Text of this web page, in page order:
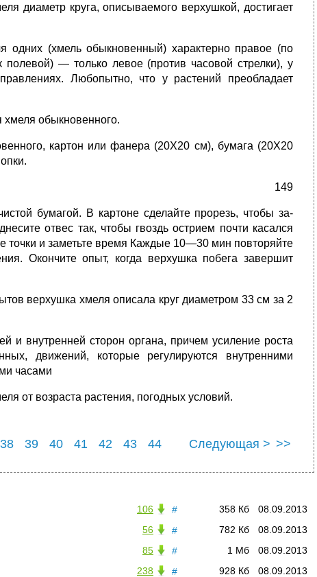
диа­метр круга, описываемого верхушкой, достига­ет
одних (хмель обыкновен­ный) характерно правое (по
полевой) — только левое (против часовой стрелки), у
Любо­пытно, что у растений преобладает
хмеля обыкновенного.
картон или фа­нера (20Х20 см), бумага (20Х20
149
бумагой. В картоне сделайте прорезь, чтобы за­
отвес так, чтобы гвоздь острием почти касался
точки и заметьте время Каж­дые 10—30 мин повто­ряйте
Окончите опыт, когда верхушка побега завершит
верхушка хмеля описала круг диаметром 33 см за 2
и внутренней сторон орга­на, причем усиление роста
движений, которые регулируются внут­ренними
часами
от возраста расте­ния, погодных условий.
38 39 40 41 42 43
44
Следующая > >>
# 08.09.2013
358 Кб
106
#
08.09.2013
782 Кб
56
#
08.09.2013
1 Мб
85
#
08.09.2013
928 Кб
238